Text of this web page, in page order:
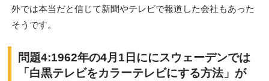
外では本当だと信じて新聞やテレビで報道した会社もあった
そうです。
問題4:1962年の4月1日ににスウェーデンでは
「白黒テレビをカラーテレビにする方法」が